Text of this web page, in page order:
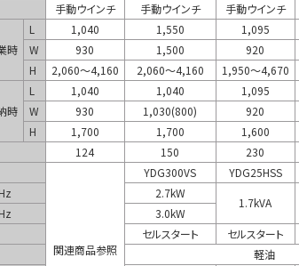
手動ウインチ 手動ウインチ 手動ウインチ
時
L 1,040 1,550 1,095
W
930 1,500 920
H
2,060～4,160 2,060～4,160 1,950～4,670
時
L 1,040 1,040 1,095
W
930 1,030(800) 920
H
1,700 1,700 1,600
124 150 230
関連商品参照
YDG300VS YDG25HSS
2.7kW
1.7kVA
3.0kW
セルスタート セルスタート
軽油